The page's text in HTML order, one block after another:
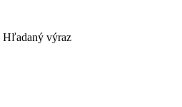
Hľadaný výraz